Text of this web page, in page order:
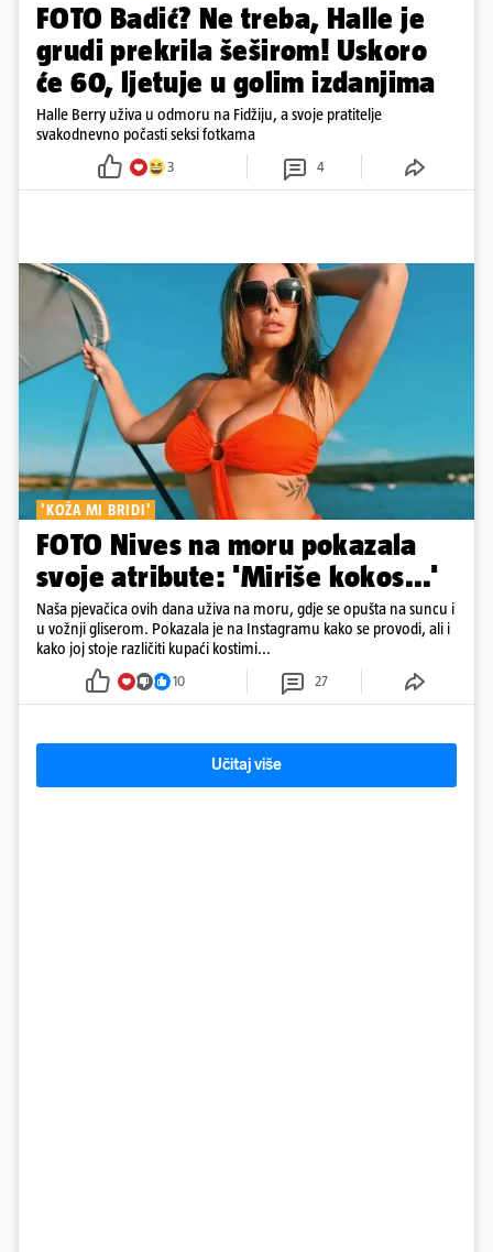
FOTO Badić? Ne treba, Halle je
grudi prekrila šeširom! Uskoro
će 60, ljetuje u golim izdanjima
Halle Berry uživa u odmoru na Fidžiju, a svoje pratitelje
svakodnevno počasti seksi fotkama
3 4
'KOŽA MI BRIDI'
FOTO Nives na moru pokazala
svoje atribute: 'Miriše kokos...'
Naša pjevačica ovih dana uživa na moru, gdje se opušta na suncu i
u vožnji gliserom. Pokazala je na Instagramu kako se provodi, ali i
kako joj stoje različiti kupaći kostimi...
10 27
Učitaj više